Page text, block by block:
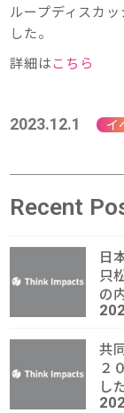
ループディスカ
した。
詳細はこちら
2023.12.1 イ
Recent
日
只
の
共
２
し